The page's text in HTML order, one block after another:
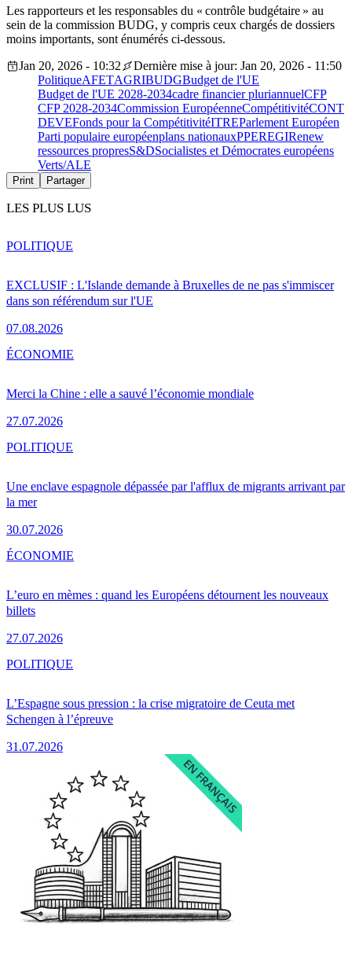
Les rapporteurs et les responsables du « contrôle budgétaire » au
sein de la commission BUDG, y compris ceux chargés de dossiers
moins importants, sont énumérés ci-dessous.
Jan 20, 2026 - 10:32
Dernière mise à jour: Jan 20, 2026 - 11:50
PolitiqueAFETAGRIBUDGBudget de l'UE
Budget de l'UE 2028-2034cadre financier pluriannuelCFP
CFP 2028-2034Commission EuropéenneCompétitivitéCONT
DEVEFonds pour la CompétitivitéITREParlement Européen
Parti populaire européenplans nationauxPPEREGIRenew
ressources propresS&DSocialistes et Démocrates européens
Verts/ALE
Print Partager
LES PLUS LUS
EXCLUSIF : L'Islande demande à Bruxelles de ne pas s'immiscer
dans son référendum sur l'UE
07.08.2026
POLITIQUE
Merci la Chine : elle a sauvé l’économie mondiale
27.07.2026
ÉCONOMIE
Une enclave espagnole dépassée par l'afflux de migrants arrivant par
la mer
30.07.2026
POLITIQUE
L’euro en mèmes : quand les Européens détournent les nouveaux
billets
27.07.2026
ÉCONOMIE
L’Espagne sous pression : la crise migratoire de Ceuta met
Schengen à l’épreuve
31.07.2026
POLITIQUE